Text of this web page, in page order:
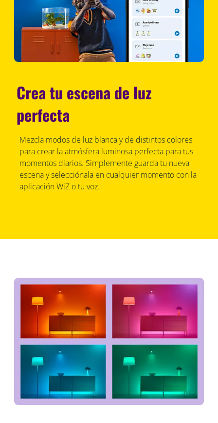
Crea tu escena de luz
perfecta
Mezcla modos de luz blanca y de distintos colores
para crear la atmósfera luminosa perfecta para tus
momentos diarios. Simplemente guarda tu nueva
escena y selecciónala en cualquier momento con la
aplicación WiZ o tu voz.